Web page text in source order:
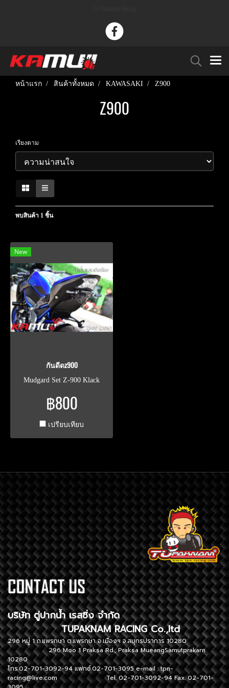
หน้าแรก สินค้าทั้งหมด KAWASAKI Z900
Z900
เรียงตาม
พบสินค้า 1 ชิ้น
New
กันดีดz900
Mudgard Set Z-900 Klack
฿800
เปรียบเทียบ
บริษัท ตู่ปากน้ำ เรสซิ่ง จำกัด
TUPAKNAM RACING Co.,ltd
296 หมู่ 1 ถ.แพรกษา ต.แพรกษา อ.เมืองฯ จ.สมุทรปราการ 10280
296 Moo 1 Praksa Rd., Praksa MueangSamutprakarn
10280
โทร.02-701-3092-94 แฟกซ์.02-701-3095 e-mail :tpn-
racing@live.com Tel. 02-701-3092-94 Fax. 02-701-